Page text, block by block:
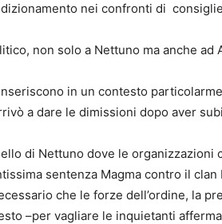
nei confronti di
non solo a Nettuno ma anche ad
in un contesto
a dare le dimissioni dopo aver
di Nettuno dove le organizzazioni
sentenza Magma contro il
che le forze dell’ordine, la
–per vagliare le inquietanti